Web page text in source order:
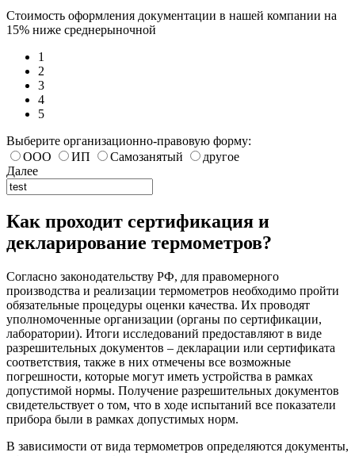
Стоимость оформления документации в нашей компании на
15% ниже среднерыночной
1
2
3
4
5
Выберите организационно-правовую форму:
ООО
ИП Самозанятый
другое
Далее
Как проходит сертификация и
декларирование термометров?
Согласно законодательству РФ, для правомерного
производства и реализации термометров необходимо пройти
обязательные процедуры оценки качества. Их проводят
уполномоченные организации (органы по сертификации,
лаборатории). Итоги исследований предоставляют в виде
разрешительных документов – декларации или сертификата
соответствия, также в них отмечены все возможные
погрешности, которые могут иметь устройства в рамках
допустимой нормы. Получение разрешительных документов
свидетельствует о том, что в ходе испытаний все показатели
прибора были в рамках допустимых норм.
В зависимости от вида термометров определяются документы,